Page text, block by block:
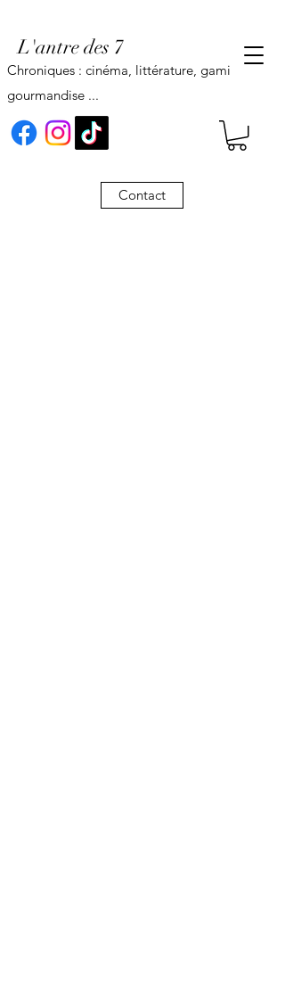
L'antre des 7
Contact
Chroniques : cinéma, littérature, gaming,
gourmandise ...